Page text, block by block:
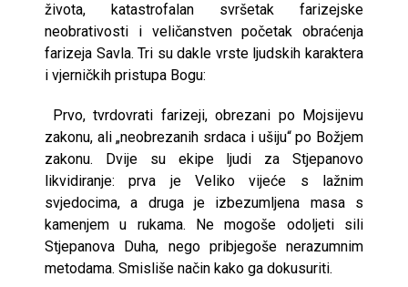
života, katastrofalan svršetak farizejske
neobrativosti i veličanstven početak obraćenja
farizeja Savla. Tri su dakle vrste ljudskih karaktera
i vjerničkih pristupa Bogu:
Prvo, tvrdovrati farizeji, obrezani po Mojsijevu
zakonu, ali „neobrezanih srdaca i ušiju“ po Božjem
zakonu. Dvije su ekipe ljudi za Stjepanovo
likvidiranje: prva je Veliko vijeće s lažnim
svjedocima, a druga je izbezumljena masa s
kamenjem u rukama. Ne mogoše odoljeti sili
Stjepanova Duha, nego pribjegoše nerazumnim
metodama. Smisliše način kako ga dokusuriti.